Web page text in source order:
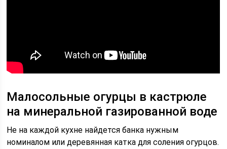
Малосольные огурцы в кастрюле
на минеральной газированной воде
Не на каждой кухне найдется банка нужным
номиналом или деревянная катка для соления огурцов.